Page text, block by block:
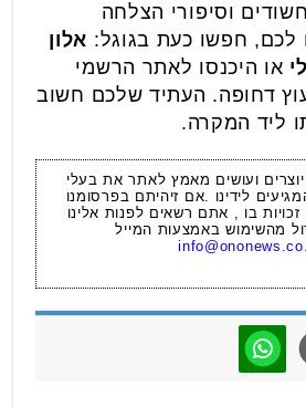
וסיפורי הצלחה
לכם, חפשו כעת בגוגל: אלון
או היכנסו לאתר הרשמי
דחופה. העתיד שלכם חשוב
ליד המקרה.
יוצרים ועושים מאמץ לאתר את בעלי
לידינו .אם זיהיתם בפרסומנו
בו , אתם רשאים לפנות אלינו
מהשימוש באמצעות המייל